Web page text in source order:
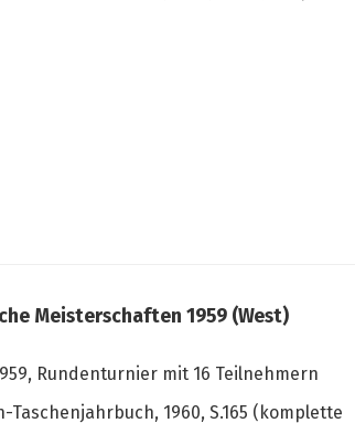
Meisterschaften 1959 (West)
Rundenturnier mit 16 Teilnehmern
Taschenjahrbuch, 1960, S.165 (komplette